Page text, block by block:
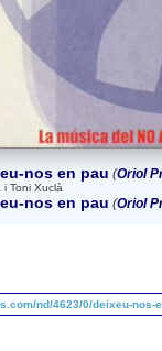
nos en pau (Oriol
i Toni Xuclà
nos en pau (Oriol
nd/4623/0/deixeu-nos-